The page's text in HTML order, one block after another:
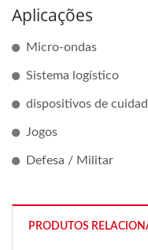
Aplicações
Micro-ondas
Sistema logístico
dispositivos de
Jogos
Defesa / Militar
PRODUTOS